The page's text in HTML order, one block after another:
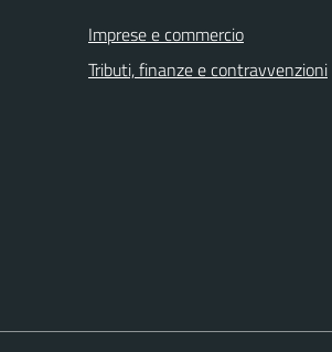
Imprese e commercio
Tributi, finanze e contravvenzioni